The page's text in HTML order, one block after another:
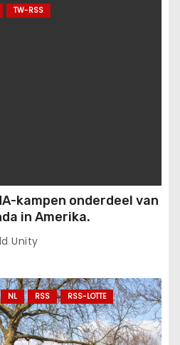
TW-RSS
kampen onderdeel van
in Amerika.
Unity
NL RSS
RSS-LOTTE